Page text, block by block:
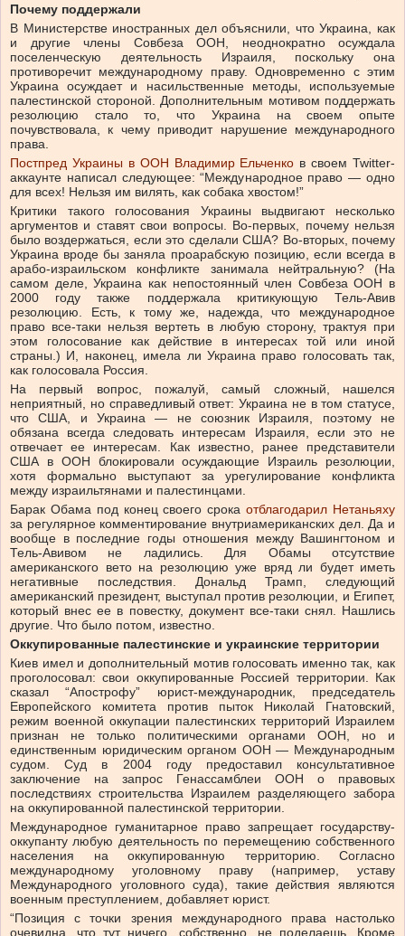
Почему поддержали
В Министерстве иностранных дел объяснили, что Украина, как
и другие члены Совбеза ООН, неоднократно осуждала
поселенческую деятельность Израиля, поскольку она
противоречит международному праву. Одновременно с этим
Украина осуждает и насильственные методы, используемые
палестинской стороной. Дополнительным мотивом поддержать
резолюцию стало то, что Украина на своем опыте
почувствовала, к чему приводит нарушение международного
права.
Постпред Украины в ООН Владимир Ельченко в своем Twitter-
аккаунте написал следующее: “Международное право — одно
для всех! Нельзя им вилять, как собака хвостом!”
Критики такого голосования Украины выдвигают несколько
аргументов и ставят свои вопросы. Во-первых, почему нельзя
было воздержаться, если это сделали США? Во-вторых, почему
Украина вроде бы заняла проарабскую позицию, если всегда в
арабо-израильском конфликте занимала нейтральную? (На
самом деле, Украина как непостоянный член Совбеза ООН в
2000 году также поддержала критикующую Тель-Авив
резолюцию. Есть, к тому же, надежда, что международное
право все-таки нельзя вертеть в любую сторону, трактуя при
этом голосование как действие в интересах той или иной
страны.) И, наконец, имела ли Украина право голосовать так,
как голосовала Россия.
На первый вопрос, пожалуй, самый сложный, нашелся
неприятный, но справедливый ответ: Украина не в том статусе,
что США, и Украина — не союзник Израиля, поэтому не
обязана всегда следовать интересам Израиля, если это не
отвечает ее интересам. Как известно, ранее представители
США в ООН блокировали осуждающие Израиль резолюции,
хотя формально выступают за урегулирование конфликта
между израильтянами и палестинцами.
Барак Обама под конец своего срокаотблагодарил Нетаньяху
за регулярное комментирование внутриамериканских дел. Да и
вообще в последние годы отношения между Вашингтоном и
Тель-Авивом не ладились. Для Обамы отсутствие
американского вето на резолюцию уже вряд ли будет иметь
негативные последствия. Дональд Трамп, следующий
американский президент, выступал против резолюции, и Египет,
который внес ее в повестку, документ все-таки снял. Нашлись
другие. Что было потом, известно.
Оккупированные палестинские и украинские территории
Киев имел и дополнительный мотив голосовать именно так, как
проголосовал: свои оккупированные Россией территории. Как
сказал “Апострофу” юрист-международник, председатель
Европейского комитета против пыток Николай Гнатовский,
режим военной оккупации палестинских территорий Израилем
признан не только политическими органами ООН, но и
единственным юридическим органом ООН — Международным
судом. Суд в 2004 году предоставил консультативное
заключение на запрос Генассамблеи ООН о правовых
последствиях строительства Израилем разделяющего забора
на оккупированной палестинской территории.
Международное гуманитарное право запрещает государству-
оккупанту любую деятельность по перемещению собственного
населения на оккупированную территорию. Согласно
международному уголовному праву (например, уставу
Международного уголовного суда), такие действия являются
военным преступлением, добавляет юрист.
“Позиция с точки зрения международного права настолько
очевидна, что тут ничего, собственно, не поделаешь. Кроме